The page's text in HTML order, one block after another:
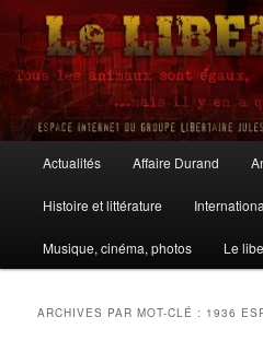
Aller
contenu
principal
Aller
contenu
secondaire
Le Libertaire
principal
Actualités Affaire Durand
Histoire et littérature
Musique, cinéma, photos Le
ARCHIVES PAR MOT-CLÉ : 1936